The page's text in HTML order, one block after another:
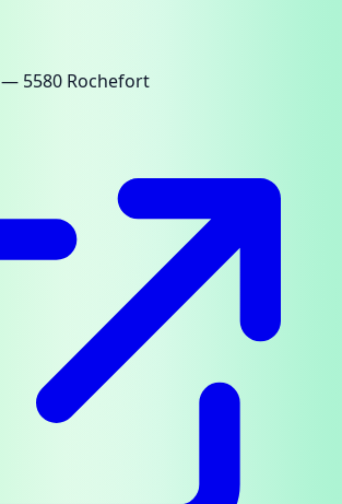
— 5580 Rochefort